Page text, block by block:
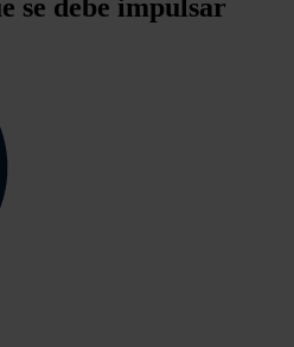
se debe impulsar